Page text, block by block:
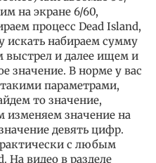
на экране 6/60,
процесс Dead Island,
набираем сумму
выстрел и далее ищем и
значение. В норме у вас
параметрами,
то значение,
изменяем значение на
девять цифр.
с любым
На видео в разделе